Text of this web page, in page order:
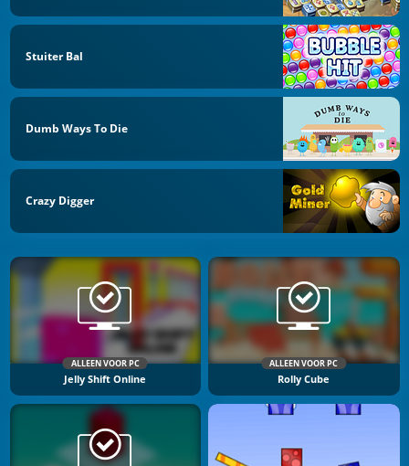
Stuiter Bal
Dumb Ways To Die
Crazy Digger
ALLEEN VOOR PC
Jelly Shift Online
ALLEEN VOOR PC
Rolly Cube